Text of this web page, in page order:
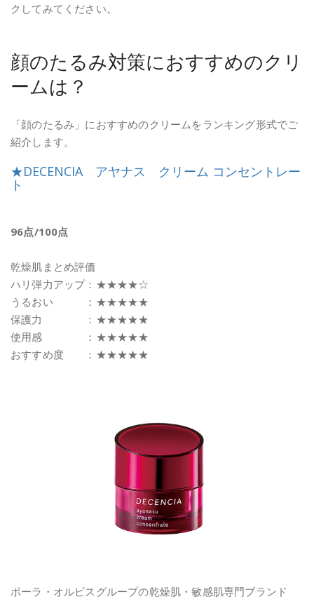
クしてみてください。
顔のたるみ対策におすすめのクリ
ームは？
「顔のたるみ」におすすめのクリームをランキング形式でご
紹介します。
★DECENCIA アヤナス クリーム コンセントレー
ト
96点/100点
乾燥肌まとめ評価
ハリ弾力アップ：★★★★☆
うるおい ：★★★★★
保護力 ：★★★★★
使用感 ：★★★★★
おすすめ度 ：★★★★★
ポーラ・オルビスグループの乾燥肌・敏感肌専門ブランド